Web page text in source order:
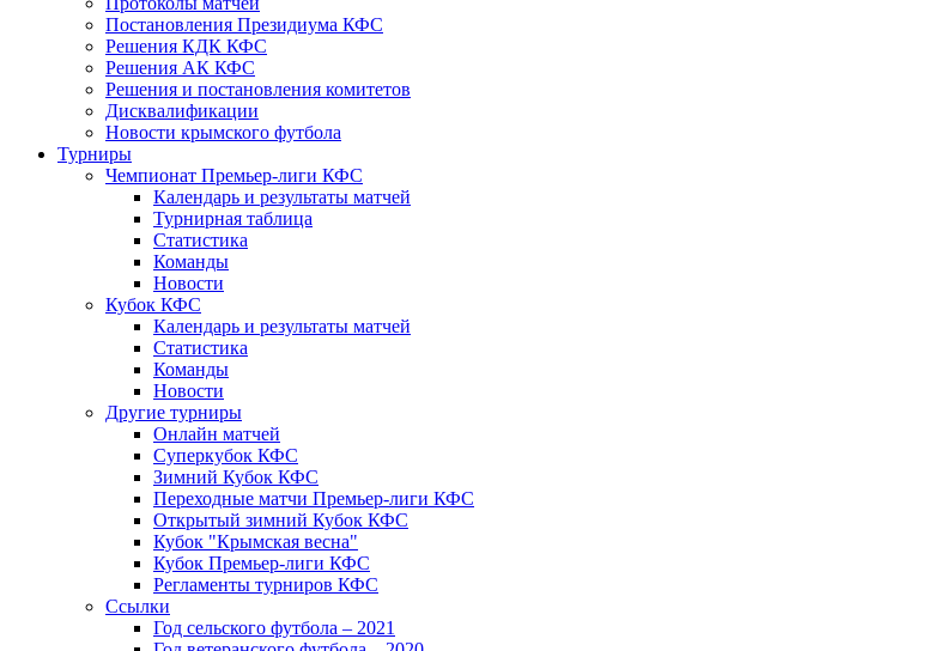
Постановления Президиума КФС
Решения КДК КФС
Решения АК КФС
Решения и постановления комитетов
Дисквалификации
Новости крымского футбола
Турниры
Чемпионат Премьер-лиги КФС
Календарь и результаты матчей
Турнирная таблица
Статистика
Команды
Новости
Кубок КФС
Календарь и результаты матчей
Статистика
Команды
Новости
Другие турниры
Онлайн матчей
Суперкубок КФС
Зимний Кубок КФС
Переходные матчи Премьер-лиги КФС
Открытый зимний Кубок КФС
Кубок "Крымская весна"
Кубок Премьер-лиги КФС
Регламенты турниров КФС
Ссылки
Год сельского футбола – 2021